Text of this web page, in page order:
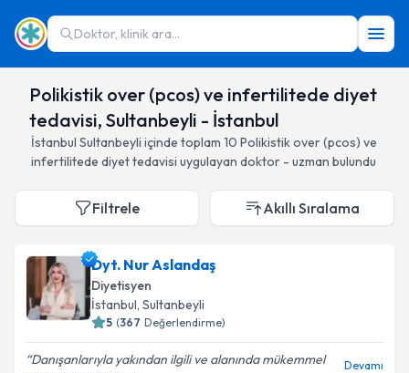
Doktor, klinik ara...
Polikistik over (pcos) ve infertilitede diyet
tedavisi, Sultanbeyli - İstanbul
İstanbul Sultanbeyli içinde toplam 10 Polikistik over (pcos) ve
infertilitede diyet tedavisi uygulayan doktor - uzman bulundu
Filtrele Akıllı Sıralama
Dyt. Nur Aslandaş
Diyetisyen
İstanbul, Sultanbeyli
5 (367 Değerlendirme)
Danışanlarıyla yakından ilgili ve alanında mükemmel
Devamı